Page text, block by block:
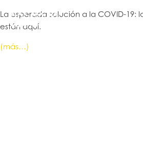
La esperada solución a la COVID-19:
están aquí.
(más…)